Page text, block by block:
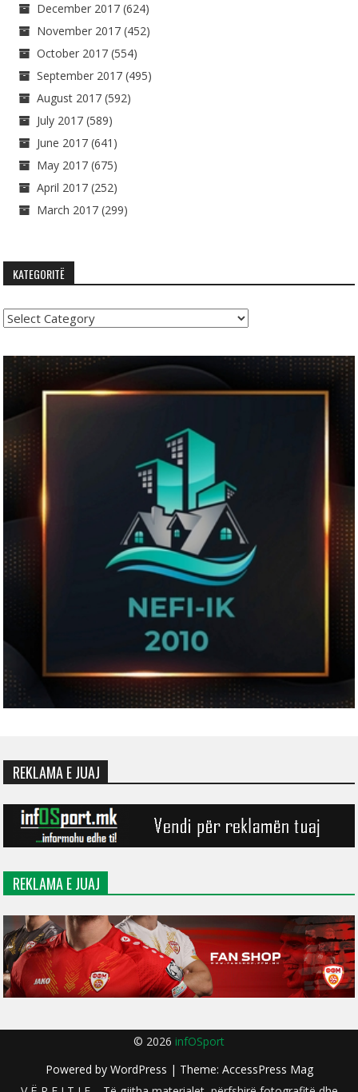
December 2017 (624)
November 2017 (452)
October 2017 (554)
September 2017 (495)
August 2017 (592)
July 2017 (589)
June 2017 (641)
May 2017 (675)
April 2017 (252)
March 2017 (299)
KATEGORITË
Kategoritë
REKLAMA E JUAJ
REKLAMA E JUAJ
© 2026 infOSport
Powered by WordPress | Theme: AccessPress Mag